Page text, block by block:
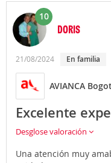
10
DORIS
21/08/2024 En familia
AVIANCA
Excelente
Desglose valoración
Una atención muy